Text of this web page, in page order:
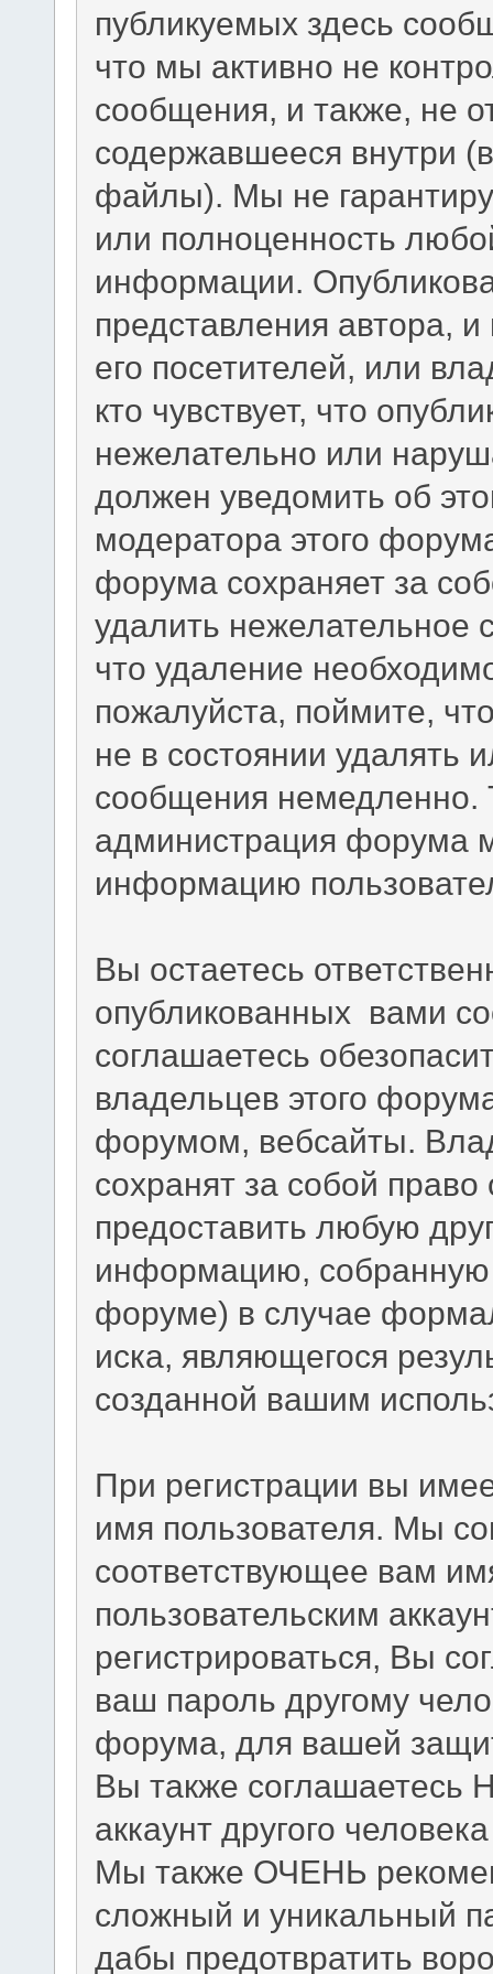
публикуемых здесь
что мы активно не
сообщения, и также, не
содержавшееся внутри
файлы). Мы не
или полноценность
информации.
представления автора,
его посетителей, или
кто чувствует, что
нежелательно или
должен уведомить об
модератора этого
форума сохраняет за
удалить нежелательное
что удаление
пожалуйста, поймите,
не в состоянии удалять
сообщения немедленно.
администрация форума
информацию
Вы остаетесь
опубликованных вами
соглашаетесь
владельцев этого
форумом, вебсайты.
сохранят за собой право
предоставить любую
информацию, собранную
форуме) в случае
иска, являющегося
созданной вашим
При регистрации вы
имя пользователя. Мы
соответствующее вам
пользовательским
регистрироваться, Вы
ваш пароль другому
форума, для вашей
Вы также соглашаетесь
аккаунт другого
Мы также ОЧЕНЬ
сложный и уникальный
дабы предотвратить